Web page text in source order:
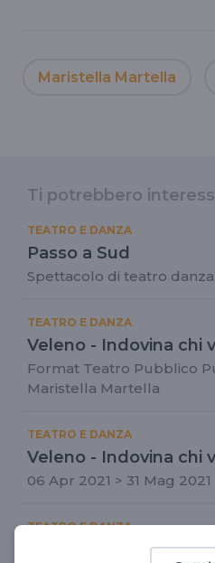
Maristella Martella
Ti potrebbero
TEATRO E DANZA
Passo a Sud
Spettacolo di teatro
TEATRO E DANZA
Veleno - Indovina chi
Format Teatro Pubblico
Maristella Martella
TEATRO E DANZA
Veleno - Indovina chi
06 Apr 2021 > 31 Mag 2021
TEATRO E DANZA
Danza al Teatro